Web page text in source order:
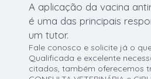
A aplicação da vacina
é uma das principais
um tutor.
Fale conosco e solicite já o
Qualificada e excelente
citados, também oferecemos